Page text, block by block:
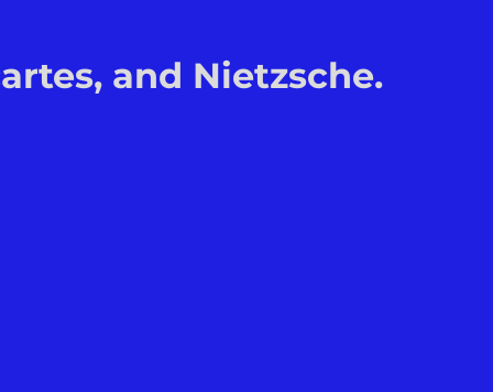
and Nietzsche.